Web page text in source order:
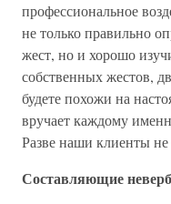
профессиональное
не только правильно
жест, но и хорошо
собственных жестов,
будете похожи на
вручает каждому
Разве наши клиенты не
Составляющие